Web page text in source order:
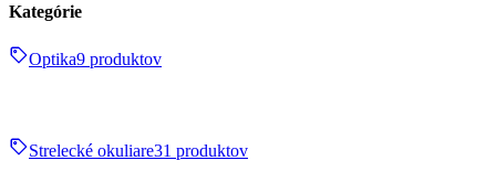
Kategórie
Optika9 produktov
Strelecké okuliare31 produktov